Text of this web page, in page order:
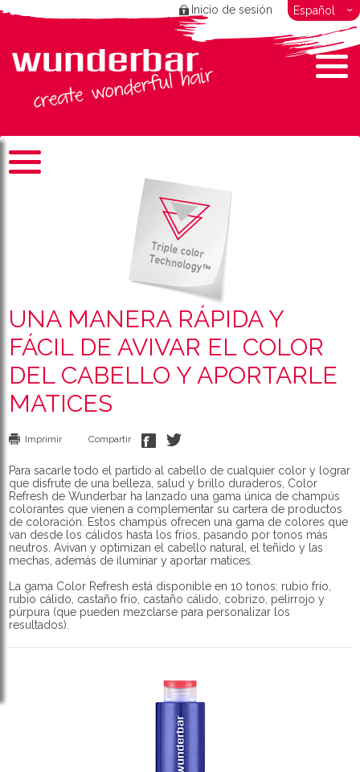
Inicio de sesión Español
UNA MANERA RÁPIDA Y
FÁCIL DE AVIVAR EL COLOR
DEL CABELLO Y APORTARLE
MATICES
Imprimir Compartir
Para sacarle todo el partido al cabello de cualquier color y lograr
que disfrute de una belleza, salud y brillo duraderos, Color
Refresh de Wunderbar ha lanzado una gama única de champús
colorantes que vienen a complementar su cartera de productos
de coloración. Estos champús ofrecen una gama de colores que
van desde los cálidos hasta los fríos, pasando por tonos más
neutros. Avivan y optimizan el cabello natural, el teñido y las
mechas, además de iluminar y aportar matices.
La gama Color Refresh está disponible en 10 tonos: rubio frío,
rubio cálido, castaño frío, castaño cálido, cobrizo, pelirrojo y
púrpura (que pueden mezclarse para personalizar los
resultados).